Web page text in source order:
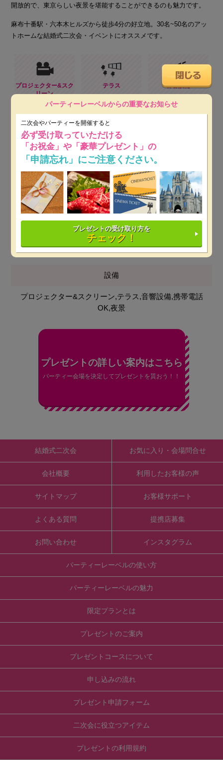
開放的で、東京らしい夜景を堪能することができるのも魅力です。
麻布十番駅・六本木ヒルズから徒歩4分の好立地。30名~50名のアッ
トホームな結婚式二次会・イベントにオススメです。
プロジェクター&スク
リーン
テラス 音響設備
携帯電話OK 夜景
人数
立食 30～60名
着席 ～30名
料理
フレンチ
設備
プロジェクター&スクリーン,テラス,音響設備,携帯電話
OK,夜景
プレゼントの詳しい案内はこちら
パーティー会場を決定してプレゼントを貰おう！！
結婚式二次会
会社概要
サイトマップ
よくある質問
お問い合わせ
お気に入り・会場問合せ
利用したお客様の声
お客様サポート
提携店募集
インスタグラム
パーティーレーベルの使い方
パーティーレーベルの魅力
限定プランとは
プレゼントのご案内
プレゼントコースについて
申し込みの流れ
プレゼント申請フォーム
二次会に役立つアイテム
プレゼントの利用規約
パーティーレーベルからの重要なお知らせ
二次会やパーティーを開催すると
必ず受け取っていただける
「お祝金」や「豪華プレゼント」の
「申請忘れ」にご注意ください。
プレゼントの受け取り方を
チェック！